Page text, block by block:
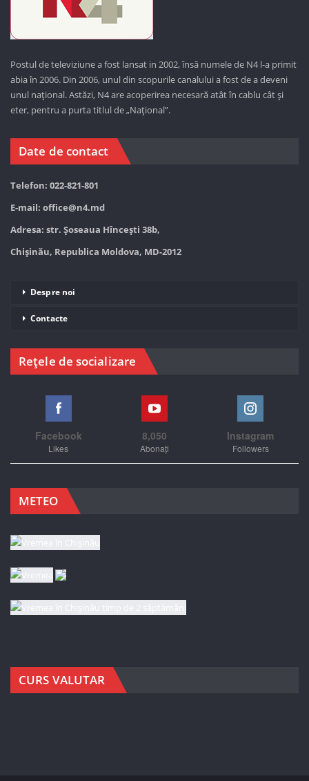
Postul de televiziune a fost lansat in 2002, însă numele de N4 l-a primit
abia în 2006. Din 2006, unul din scopurile canalului a fost de a deveni
unul național. Astăzi, N4 are acoperirea necesară atât în cablu cât și
eter, pentru a purta titlul de „Național”.
Date de contact
Telefon: 022-821-801
E-mail: office@n4.md
Adresa: str. Șoseaua Hînceşti 38b,
Chișinău, Republica Moldova, MD-2012
Despre noi
Contacte
Rețele de socializare
Facebook
Likes
8,050
Abonați
Instagram
Followers
METEO
CURS VALUTAR